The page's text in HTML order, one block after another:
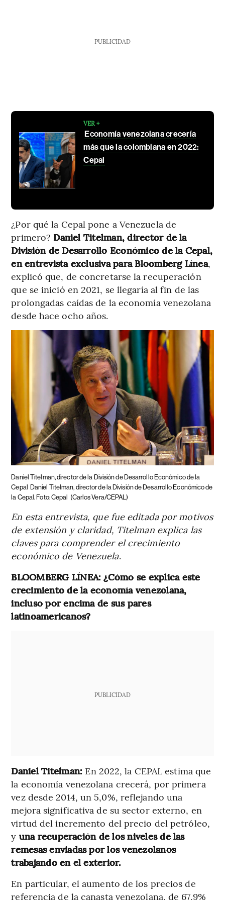
PUBLICIDAD
VER +
Economía venezolana crecería
más que la colombiana en 2022:
Cepal
¿Por qué la Cepal pone a Venezuela de
primero? Daniel Titelman, director de la
División de Desarrollo Económico de la Cepal,
en entrevista exclusiva para Bloomberg Línea,
explicó que, de concretarse la recuperación
que se inició en 2021, se llegaría al fin de las
prolongadas caídas de la economía venezolana
desde hace ocho años.
Daniel Titelman, director de la División de Desarrollo Económico de la
Cepal Daniel Titelman, director de la División de Desarrollo Económico de
la Cepal. Foto: Cepal (Carlos Vera/CEPAL)
En esta entrevista, que fue editada por motivos
de extensión y claridad, Titelman explica las
claves para comprender el crecimiento
económico de Venezuela.
BLOOMBERG LÍNEA: ¿Cómo se explica este
crecimiento de la economía venezolana,
incluso por encima de sus pares
latinoamericanos?
PUBLICIDAD
Daniel Titelman: En 2022, la CEPAL estima que
la economía venezolana crecerá, por primera
vez desde 2014, un 5,0%, reflejando una
mejora significativa de su sector externo, en
virtud del incremento del precio del petróleo,
y una recuperación de los niveles de las
remesas enviadas por los venezolanos
trabajando en el exterior.
En particular, el aumento de los precios de
referencia de la canasta venezolana, de 67,9%